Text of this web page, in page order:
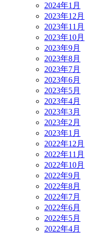
2024年1月
2023年12月
2023年11月
2023年10月
2023年9月
2023年8月
2023年7月
2023年6月
2023年5月
2023年4月
2023年3月
2023年2月
2023年1月
2022年12月
2022年11月
2022年10月
2022年9月
2022年8月
2022年7月
2022年6月
2022年5月
2022年4月